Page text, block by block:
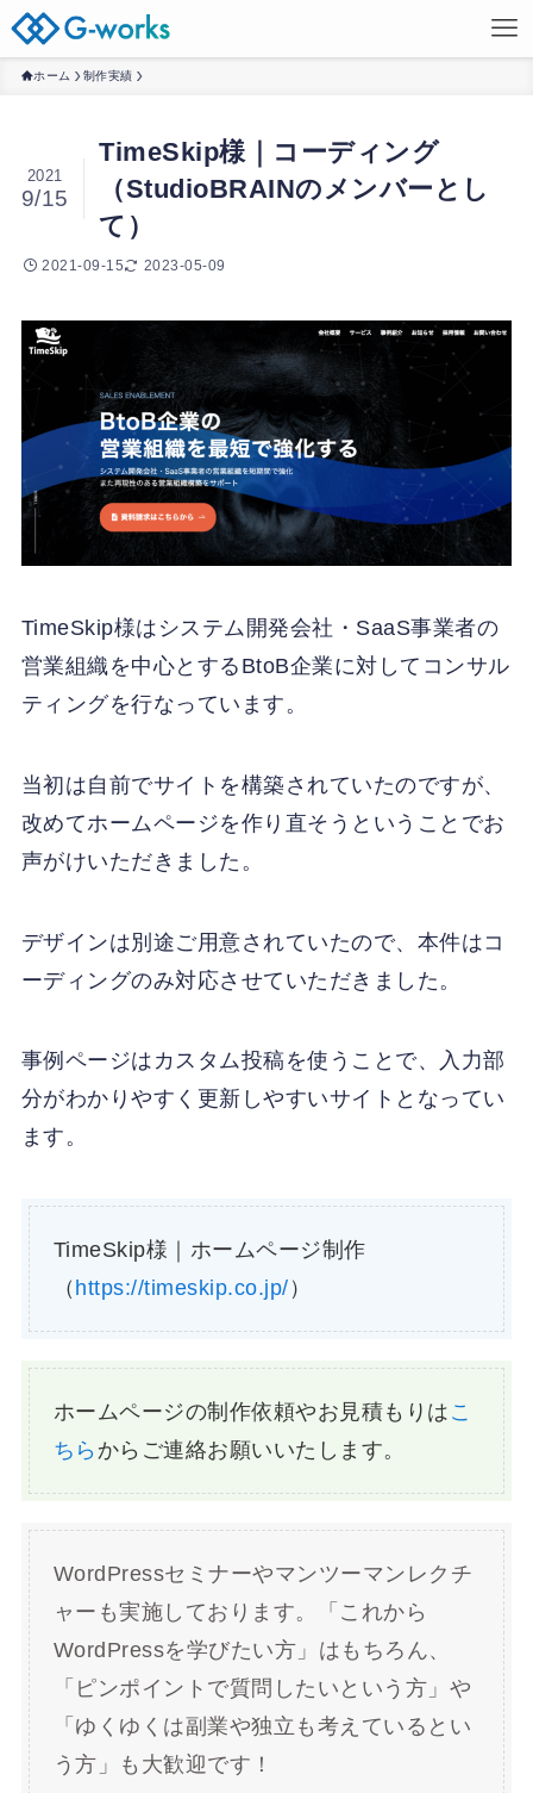
ホーム 制作実績
TimeSkip様｜コーディング
（StudioBRAINのメンバーとし
て）
2021
9/15
2021-09-15 2023-05-09
TimeSkip様はシステム開発会社・SaaS事業者の
営業組織を中心とするBtoB企業に対してコンサル
ティングを行なっています。
当初は自前でサイトを構築されていたのですが、
改めてホームページを作り直そうということでお
声がけいただきました。
デザインは別途ご用意されていたので、本件はコ
ーディングのみ対応させていただきました。
事例ページはカスタム投稿を使うことで、入力部
分がわかりやすく更新しやすいサイトとなってい
ます。
TimeSkip様｜ホームページ制作
（ https://timeskip.co.jp/ ）
ホームページの制作依頼やお見積もりは こ
ちら からご連絡お願いいたします。
WordPressセミナーやマンツーマンレクチ
ャーも実施しております。「これから
WordPressを学びたい方」はもちろん、
「ピンポイントで質問したいという方」や
「ゆくゆくは副業や独立も考えているとい
う方」も大歓迎です！